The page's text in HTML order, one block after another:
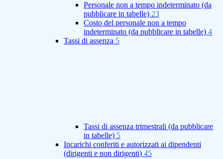
Personale non a tempo indeterminato (da
pubblicare in tabelle) 23
Costo del personale non a tempo
indeterminato (da pubblicare in tabelle) 4
Tassi di assenza 5
Tassi di assenza trimestrali (da pubblicare
in tabelle) 5
Incarichi conferiti e autorizzati ai dipendenti
(dirigenti e non dirigenti) 45